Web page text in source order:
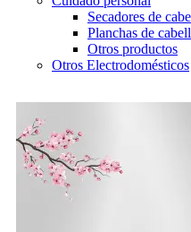
Secadores de
Planchas de
Otros productos
Otros Electrodomésticos